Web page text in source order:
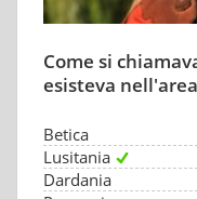
Come si
esisteva
Betica
Lusitania
Dardania